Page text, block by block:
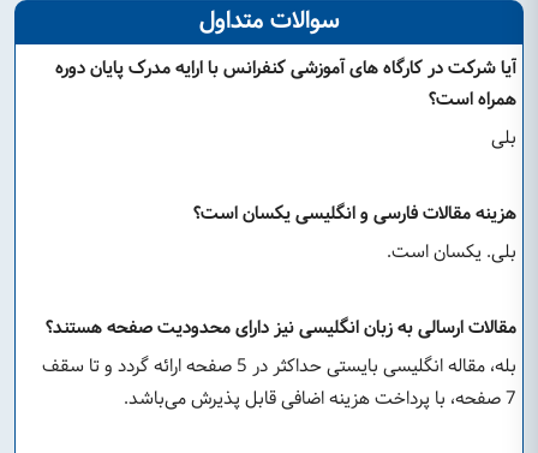
سوالات متداول
آیا شرکت در کارگاه های آموزشی کنفرانس با ارایه مدرک پایان دوره
همراه است؟
بلی
هزینه مقالات فارسی و انگلیسی یکسان است؟
بلی. یکسان است.
مقالات ارسالی به زبان انگلیسی نیز دارای محدودیت صفحه هستند؟
بله، مقاله انگلیسی بایستی حداکثر در 5 صفحه ارائه گردد و تا سقف
7 صفحه، با پرداخت هزینه اضافی قابل پذیرش می‌باشد.